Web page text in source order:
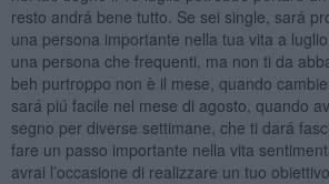
resto andrá bene tutto. Se sei single, sará
una persona importante nella tua vita a
una persona che frequenti, ma non ti da
beh purtroppo non è il mese, quando
sará piú facile nel mese di agosto, quando
segno per diverse settimane, che ti dará
fare un passo importante nella vita
avrai l’occasione di realizzare un tuo